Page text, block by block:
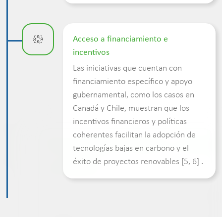
Acceso a financiamiento e
incentivos
Las iniciativas que cuentan con
financiamiento específico y apoyo
gubernamental, como los casos en
Canadá y Chile, muestran que los
incentivos financieros y políticas
coherentes facilitan la adopción de
tecnologías bajas en carbono y el
éxito de proyectos renovables [5, 6] .